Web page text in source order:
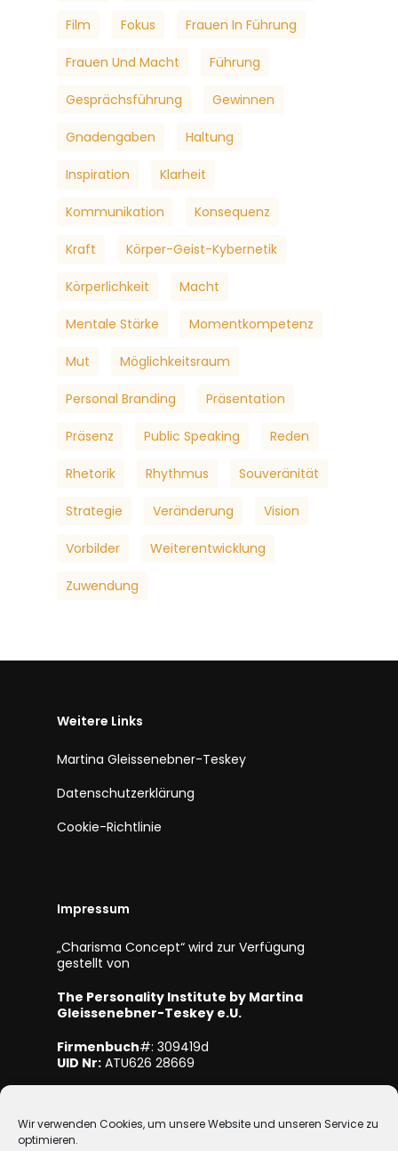
Wir verwenden Cookies, um unsere Website und unseren Service zu
optimieren.
Film Fokus Frauen In Führung
Frauen Und Macht Führung
Gesprächsführung Gewinnen
Gnadengaben Haltung
Inspiration Klarheit
Kommunikation Konsequenz
Kraft Körper-Geist-Kybernetik
Körperlichkeit Macht
Mentale Stärke Momentkompetenz
Mut Möglichkeitsraum
Personal Branding Präsentation
Präsenz Public Speaking Reden
Rhetorik Rhythmus Souveränität
Strategie Veränderung Vision
Vorbilder Weiterentwicklung
Zuwendung
Weitere Links
Martina Gleissenebner-Teskey
Datenschutzerklärung
Cookie-Richtlinie
Impressum
„Charisma Concept“ wird zur Verfügung
gestellt von
The Personality Institute by Martina
Gleissenebner-Teskey e.U.
Firmenbuch#: 309419d
UID Nr: ATU626 28669